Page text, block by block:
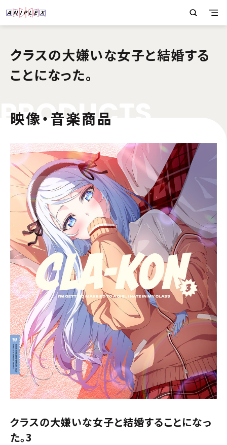
クラスの大嫌いな女子と結婚する
ことになった。
PRODUC
映像・音楽商品
クラスの大嫌いな女子と結婚することになっ
た。3